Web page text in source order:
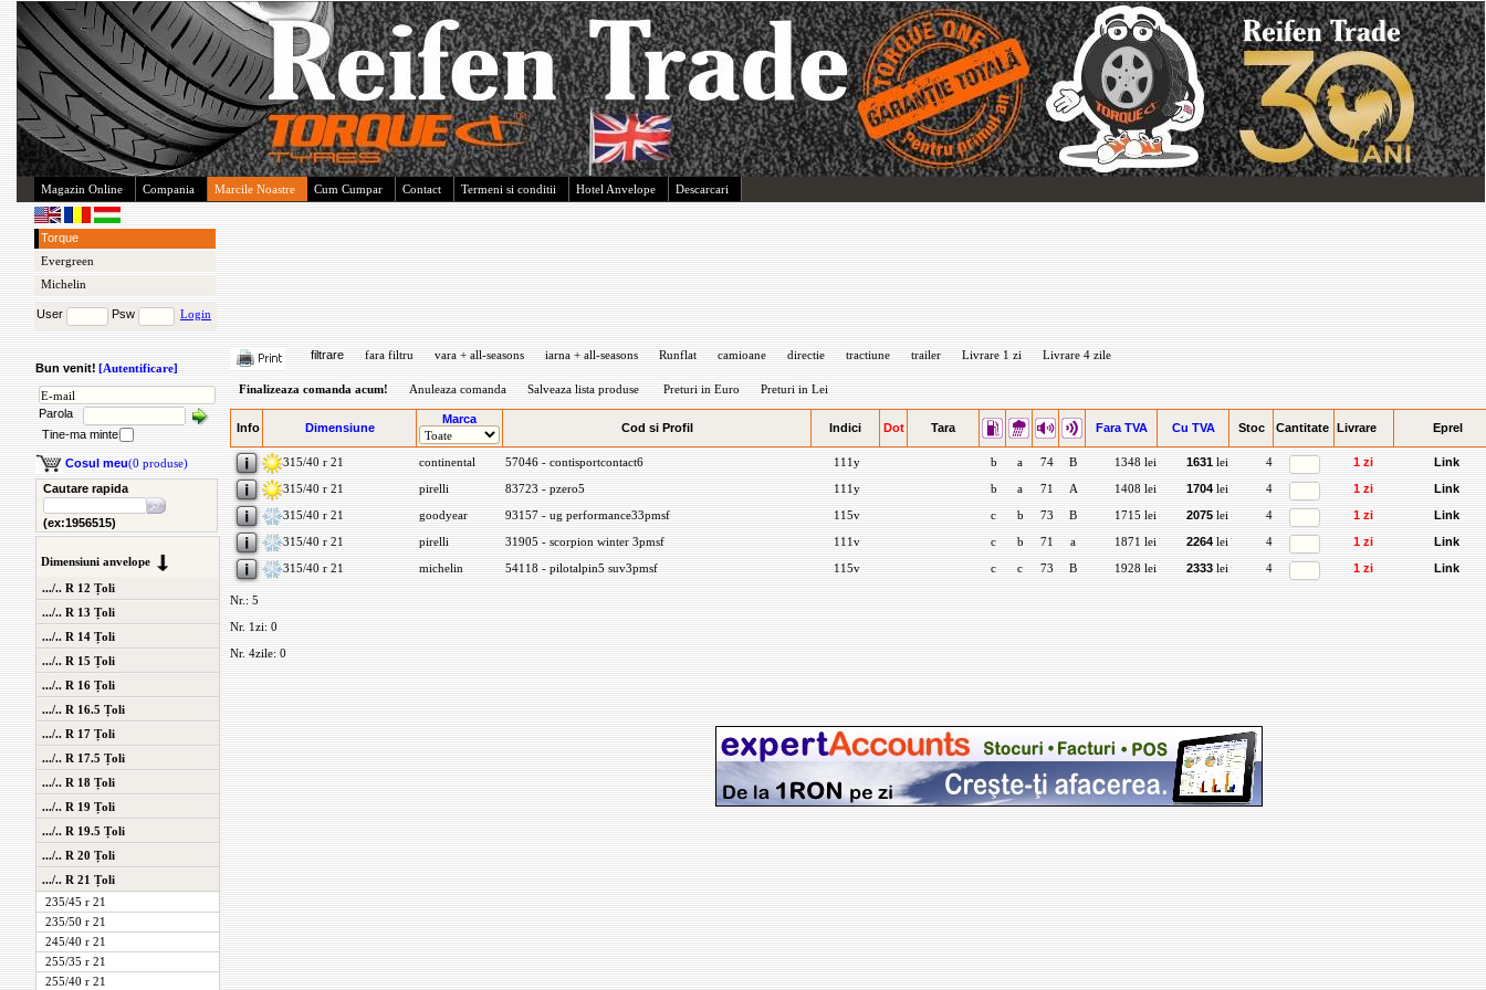
Magazin Online Compania Marcile Noastre Cum Cumpar Contact Termeni si conditii Hotel Anvelope Descarcari
Torque
Evergreen
Michelin
User Psw Login
Bun venit! [Autentificare]
Parola
Tine-ma minte
Cosul meu(0 produse)
Cautare rapida
(ex:1956515)
Dimensiuni anvelope
.../.. R 12 Țoli
.../.. R 13 Țoli
.../.. R 14 Țoli
.../.. R 15 Țoli
.../.. R 16 Țoli
.../.. R 16.5 Țoli
.../.. R 17 Țoli
.../.. R 17.5 Țoli
.../.. R 18 Țoli
.../.. R 19 Țoli
.../.. R 19.5 Țoli
.../.. R 20 Țoli
.../.. R 21 Țoli
235/45 r 21
235/50 r 21
245/40 r 21
255/35 r 21
255/40 r 21
filtrare fara filtru vara + all-seasons iarna + all-seasons Runflat camioane directie tractiune trailer Livrare 1 zi Livrare 4 zile
Finalizeaza comanda acum! Anuleaza comanda Salveaza lista produse Preturi in Euro Preturi in Lei
Info Dimensiune
Marca
Cod si Profil Indici Dot Tara Fara TVA Cu TVA Stoc Cantitate Livrare Eprel
315/40 r 21 continental 57046 - contisportcontact6 111y b a 74 B 1348 lei 1631 lei 4 1 zi
Link
315/40 r 21
pirelli 83723 - pzero5 111y b a 71 A 1408 lei 1704lei 4 1 zi
Link
315/40 r 21
goodyear 93157 - ug performance33pmsf 115v c b 73 B 1715 lei 2075 lei 4 1 zi
Link
315/40 r 21
pirelli 31905 - scorpion winter 3pmsf 111v c b 71 a 1871 lei 2264lei 4 1 zi
Link
315/40 r 21
michelin 54118 - pilotalpin5 suv3pmsf 115v c c 73 B 1928 lei 2333 lei 4 1 zi Link
Nr.: 5
Nr. 1zi: 0
Nr. 4zile: 0